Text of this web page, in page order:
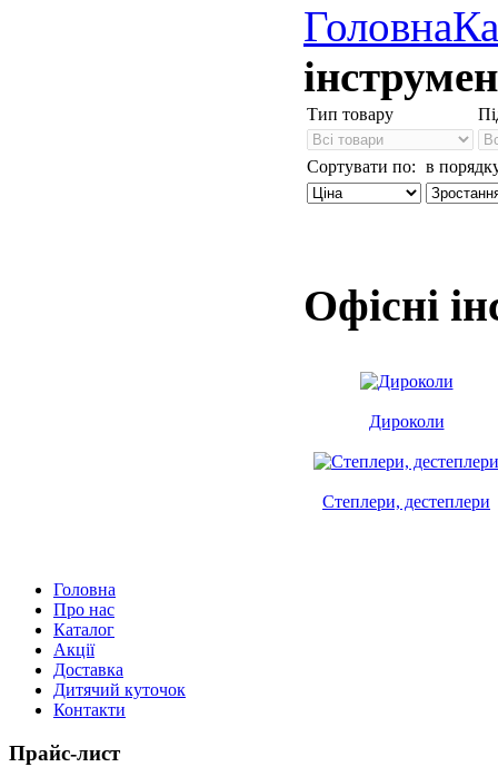
Головна
Тип товару
Сортувати по: в
Офісні
Дироколи
Степлери, дестеплери
Головна
Про нас
Каталог
Акції
Доставка
Дитячий куточок
Контакти
Прайс-лист